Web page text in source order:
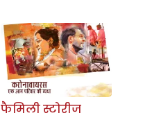
फैमिली स्टोरीज